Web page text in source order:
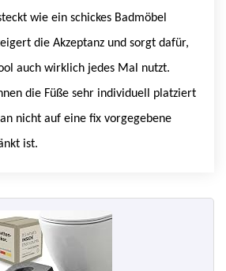
wie ein schickes Badmöbel
die Akzeptanz und sorgt dafür,
auch wirklich jedes Mal nutzt.
die Füße sehr individuell platziert
nicht auf eine fix vorgegebene
ist.